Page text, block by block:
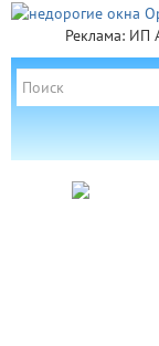
Реклама: ИП